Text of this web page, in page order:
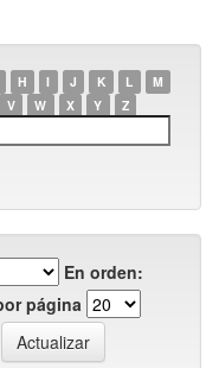
H I J K L
M
V W X Y Z
En orden:
página